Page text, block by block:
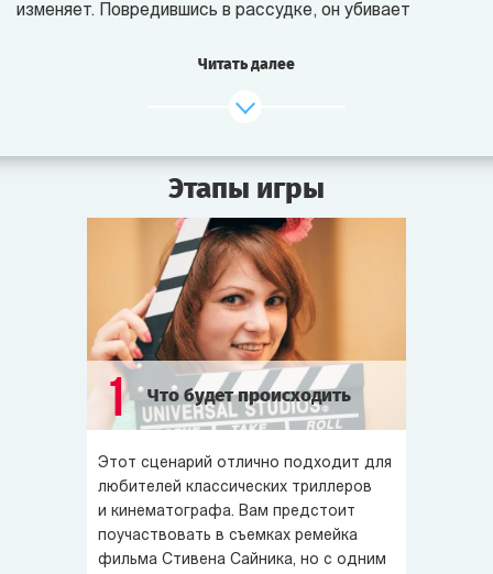
изменяет. Повредившись в рассудке, он убивает
раскаивается в убийстве любимой, но не жалеет
высокие оценки критиков, хотя в прокате не слишком
успешна.
2009 год. Знаменитый режиссёр Стивен Сайник
приступает к съёмкам ремейка фильма «Прогулка
в шторм» в жанре классического триллера.
Сегодня утром съёмочная группа прибыла в отель
«Белоснежный Приют», где по сюжету фильма
произошло убийство. Встречая гостей, хозяин отеля
рассказал, что именно здесь 15 лет назад один
из постояльцев сошёл с ума и зарубил топором жену
и её любовника — хотя некоторые заподозрили, что это
вымысел для раскрутки отеля.
Читать далее
Этапы игры
1 Что будет происходить
Этот сценарий отлично подходит для
любителей классических триллеров
и кинематографа. Вам предстоит
поучаствовать в съемках ремейка
фильма Стивена Сайника, но с одним